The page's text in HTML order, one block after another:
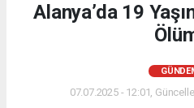
Alanya’da 19
07.07.2025 - 12:01,